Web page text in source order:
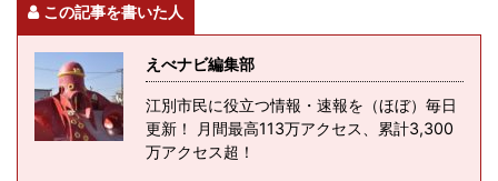
この記事を書いた人
えべナビ編集部
江別市民に役立つ情報・速報を（ほぼ）毎日
更新！ 月間最高113万アクセス、累計3,300
万アクセス超！